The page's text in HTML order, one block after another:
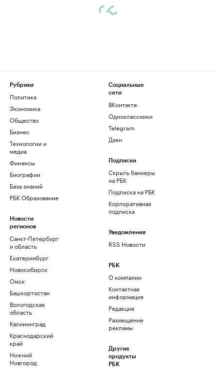
Рубрики
Политика
Экономика
Общество
Бизнес
Технологии и
медиа
Финансы
Биографии
База знаний
РБК Образование
Новости
регионов
Санкт-Петербург
и область
Екатеринбург
Новосибирск
Омск
Башкортостан
Вологодская
область
Калининград
Краснодарский
край
Нижний
Новгород
Социальные
сети
ВКонтакте
Одноклассники
Telegram
Дзен
Подписки
Скрыть баннеры
на РБК
Подписка на РБК
Корпоративная
подписка
Уведомления
RSS Новости
РБК
О компании
Контактная
информация
Редакция
Размещение
рекламы
Другие
продукты
РБК